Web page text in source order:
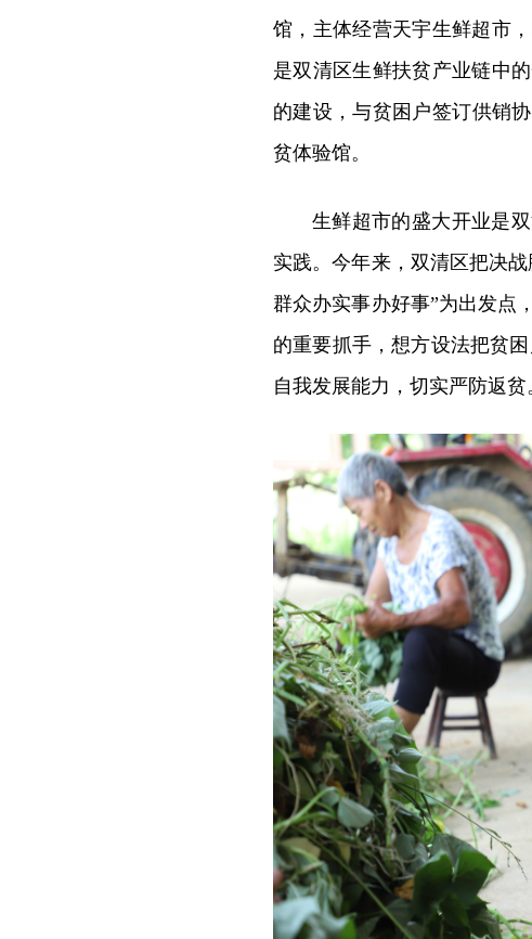
馆，主体经营天宇生鲜超市
是双清区生鲜扶贫产业链中
的建设，与贫困户签订供销
贫体验馆。
生鲜超市的盛大开业是
实践。今年来，双清区把决
群众办实事办好事”为出发点
的重要抓手，想方设法把贫
自我发展能力，切实严防返贫